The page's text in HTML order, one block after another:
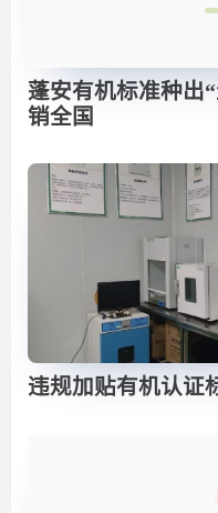
蓬安有机标准种出
销全国
违规加贴有机认证